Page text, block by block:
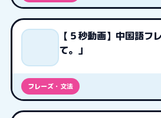
【５秒動画】中国語フ
て。」
フレーズ・文法